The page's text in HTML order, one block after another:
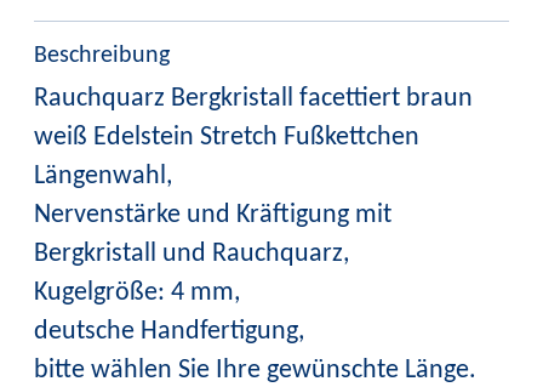
Beschreibung
Rauchquarz Bergkristall facettiert braun
weiß Edelstein Stretch Fußkettchen
Längenwahl,
Nervenstärke und Kräftigung mit
Bergkristall und Rauchquarz,
Kugelgröße: 4 mm,
deutsche Handfertigung,
bitte wählen Sie Ihre gewünschte Länge.